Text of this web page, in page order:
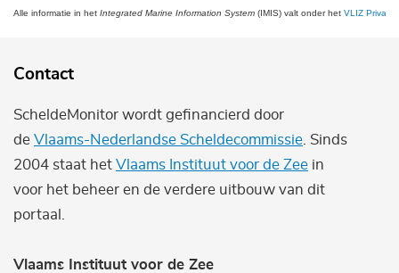
Alle informatie in het Integrated Marine Information System (IMIS) valt onder het VLIZ Privacy
Contact
ScheldeMonitor wordt gefinancierd door
de Vlaams-Nederlandse Scheldecommissie . Sinds
2004 staat het Vlaams Instituut voor de Zee in
voor het beheer en de verdere uitbouw van dit
portaal.
Vlaams Instituut voor de Zee